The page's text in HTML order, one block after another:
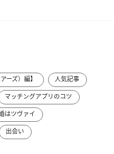
ーズ）編】
人気記事
マッチングアプリのコツ
はツヴァイ
出会い